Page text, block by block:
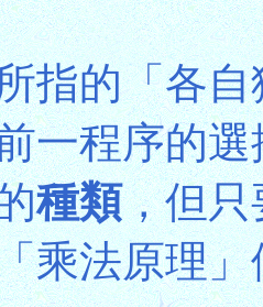
指的「各
一程序的
種類，但只
乘法原理